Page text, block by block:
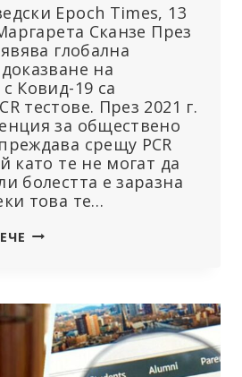
Epoch Times, 13
Сканзе През
глобална
на
Ковид-19 са
тестове. През 2021 г.
за обществено
срещу PCR
като те не могат да
болестта е заразна
това те…
ГОЛЕМИЯТ
НЕ
ОТГОВАРЯТ
НА
СТАНДАРТИТЕ